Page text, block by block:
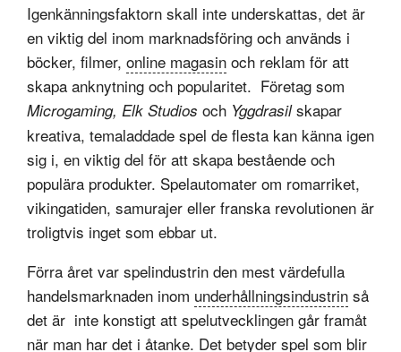
Igenkänningsfaktorn skall inte underskattas, det är
en viktig del inom marknadsföring och används i
böcker, filmer, online magasin och reklam för att
skapa anknytning och popularitet. Företag som
Microgaming, Elk Studios och Yggdrasilskapar
kreativa, temaladdade spel de flesta kan känna igen
sig i, en viktig del för att skapa bestående och
populära produkter. Spelautomater om romarriket,
vikingatiden, samurajer eller franska revolutionen är
troligtvis inget som ebbar ut.
Förra året var spelindustrin den mest värdefulla
handelsmarknaden inom underhållningsindustrin så
det är inte konstigt att spelutvecklingen går framåt
när man har det i åtanke. Det betyder spel som blir